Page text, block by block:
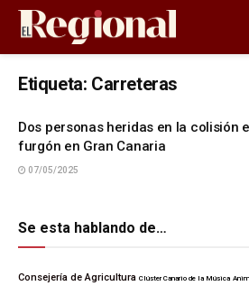
Etiqueta: Carreteras
Dos personas heridas en la colisión
furgón en Gran Canaria
07/05/2025
Se esta hablando de…
Consejería de Agricultura Clúster Canario de la Música